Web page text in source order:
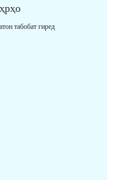
табобат гиред